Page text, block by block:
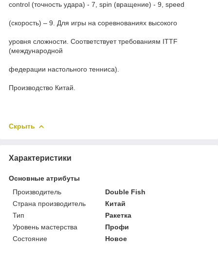
control (точность удара) - 7, spin (вращение) - 9, speed
(скорость) – 9. Для игры на соревнованиях высокого
уровня сложности. Соответствует требованиям ITTF
(международной
федерации настольного тенниса).
Производство Китай.
Скрыть
Характеристики
Основные атрибуты
Производитель
Double Fish
Страна производитель
Китай
Тип
Ракетка
Уровень мастерства
Профи
Состояние
Новое